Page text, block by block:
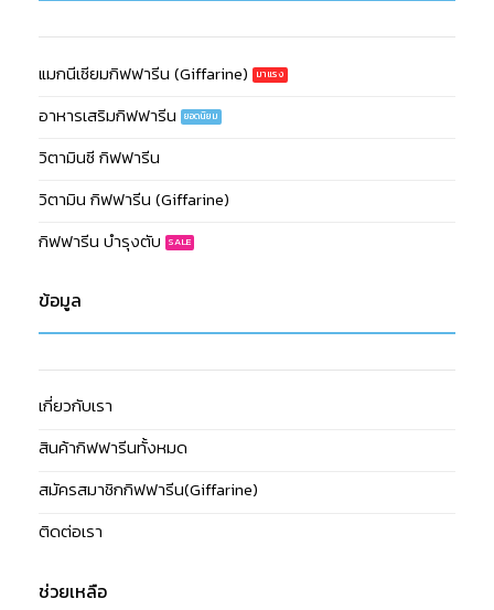
แมกนีเซียมกิฟฟารีน (Giffarine)
อาหารเสริมกิฟฟารีน
วิตามินซี กิฟฟารีน
วิตามิน กิฟฟารีน (Giffarine)
กิฟฟารีน บำรุงตับ
ข้อมูล
เกี่ยวกับเรา
สินค้ากิฟฟารีนทั้งหมด
สมัครสมาชิกกิฟฟารีน(Giffarine)
ติดต่อเรา
ช่วยเหลือ